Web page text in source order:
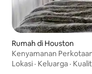
Rumah di Houston
Kenyamanan
Lokasi · Keluarga ·